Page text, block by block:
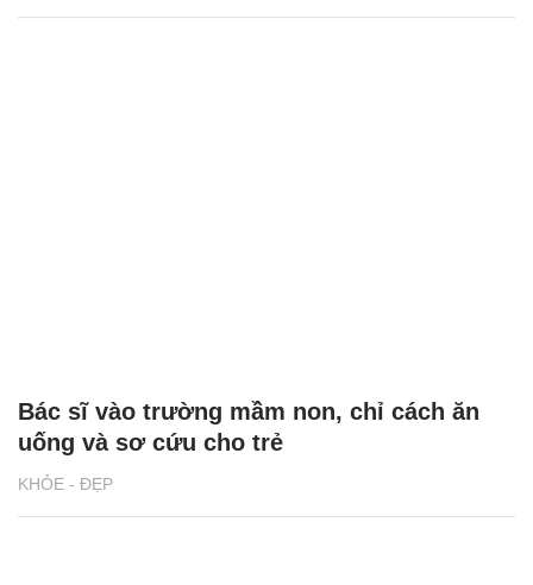
KHỎE - ĐẸP
Bác sĩ vào trường mầm non, chỉ cách ăn
uống và sơ cứu cho trẻ